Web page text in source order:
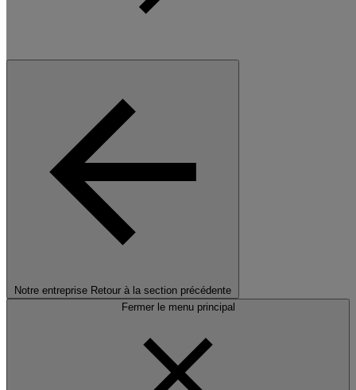
Notre entreprise Retour à la section précédente
Fermer le menu principal